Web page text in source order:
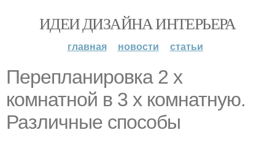
ИДЕИ ДИЗАЙНА ИНТЕРЬЕРА
главная новости статьи
Перепланировка 2 х
комнатной в 3 х комнатную.
Различные способы